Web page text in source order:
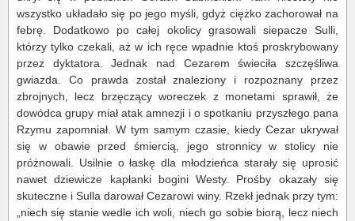
wszystko układało się po jego myśli, gdyż ciężko zachorował na
febrę. Dodatkowo po całej okolicy grasowali siepacze Sulli,
którzy tylko czekali, aż w ich ręce wpadnie ktoś proskrybowany
przez dyktatora. Jednak nad Cezarem świeciła szczęśliwa
gwiazda. Co prawda został znaleziony i rozpoznany przez
zbrojnych, lecz brzęczący woreczek z monetami sprawił, że
dowódca grupy miał atak amnezji i o spotkaniu przyszłego pana
Rzymu zapomniał. W tym samym czasie, kiedy Cezar ukrywał
się w obawie przed śmiercią, jego stronnicy w stolicy nie
próżnowali. Usilnie o łaskę dla młodzieńca starały się uprosić
nawet dziewicze kapłanki bogini Westy. Prośby okazały się
skuteczne i Sulla darował Cezarowi winy. Rzekł jednak przy tym:
„niech się stanie wedle ich woli, niech go sobie biorą, lecz niech